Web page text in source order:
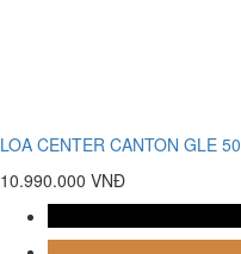
LOA CENTER CANTON GLE 50
10.990.000 VNĐ